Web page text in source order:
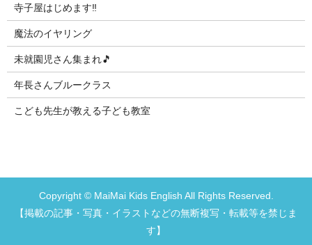
寺子屋はじめます‼️
魔法のイヤリング
未就園児さん集まれ🎵
年長さんブルークラス
こども先生が教える子ども教室
Copyright © MaiMai Kids English All Rights Reserved.
【掲載の記事・写真・イラストなどの無断複写・転載等を禁じま
す】